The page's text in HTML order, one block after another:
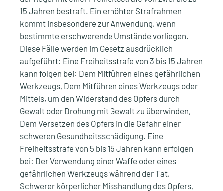
15 Jahren bestraft. Ein erhöhter Strafrahmen
kommt insbesondere zur Anwendung, wenn
bestimmte erschwerende Umstände vorliegen.
Diese Fälle werden im Gesetz ausdrücklich
aufgeführt: Eine Freiheitsstrafe von 3 bis 15 Jahren
kann folgen bei: Dem Mitführen eines gefährlichen
Werkzeugs, Dem Mitführen eines Werkzeugs oder
Mittels, um den Widerstand des Opfers durch
Gewalt oder Drohung mit Gewalt zu überwinden,
Dem Versetzen des Opfers in die Gefahr einer
schweren Gesundheitsschädigung. Eine
Freiheitsstrafe von 5 bis 15 Jahren kann erfolgen
bei: Der Verwendung einer Waffe oder eines
gefährlichen Werkzeugs während der Tat,
Schwerer körperlicher Misshandlung des Opfers,